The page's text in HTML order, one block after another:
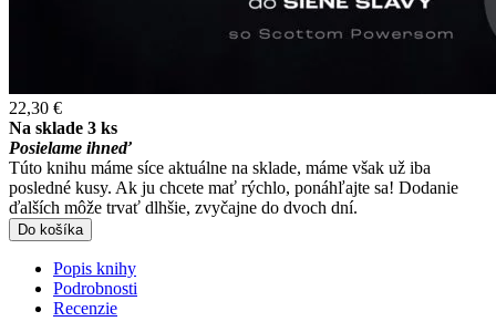
22,30 €
Na sklade 3 ks
Posielame ihneď
Túto knihu máme síce aktuálne na sklade, máme však už iba
posledné kusy. Ak ju chcete mať rýchlo, ponáhľajte sa! Dodanie
ďalších môže trvať dlhšie, zvyčajne do dvoch dní.
Do košíka
Popis knihy
Podrobnosti
Recenzie